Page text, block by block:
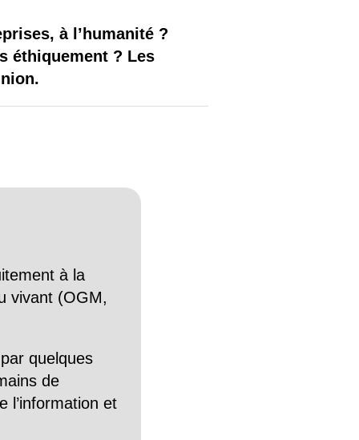
à l’humanité ?
éthiquement ? Les
à la
vivant (OGM,
quelques
de
l’information et